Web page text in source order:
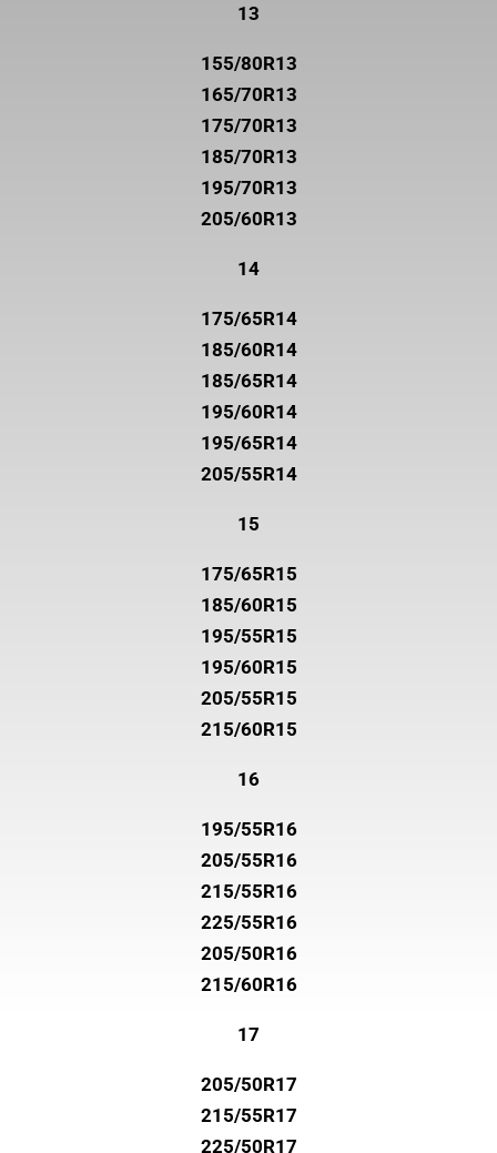
13
155/80R13
165/70R13
175/70R13
185/70R13
195/70R13
205/60R13
14
175/65R14
185/60R14
185/65R14
195/60R14
195/65R14
205/55R14
15
175/65R15
185/60R15
195/55R15
195/60R15
205/55R15
215/60R15
16
195/55R16
205/55R16
215/55R16
225/55R16
205/50R16
215/60R16
17
205/50R17
215/55R17
225/50R17